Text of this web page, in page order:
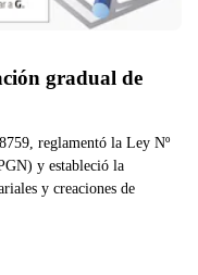
gradual de
reglamentó la Ley Nº
y estableció la
y creaciones de